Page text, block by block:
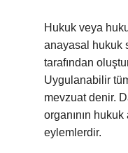
Hukuk veya
anayasal hukuk
tarafından
Uygulanabilir
mevzuat denir.
organının
eylemlerdir.